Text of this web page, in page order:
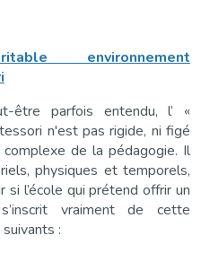
environnement
être parfois entendu, l’ «
n'est pas rigide, ni figé
de la pédagogie. Il
physiques et temporels,
si l’école qui prétend offrir un
vraiment de cette
: